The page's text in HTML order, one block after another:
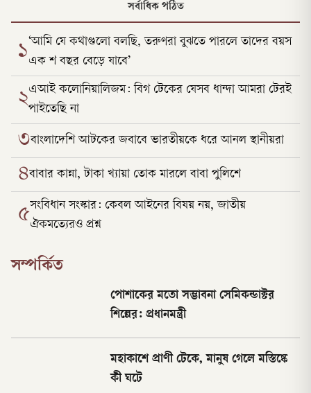
সর্বাধিক পঠিত
১‘আমি যে কথাগুলো বলছি, তরুণরা বুঝতে পারলে তাদের বয়স
এক শ বছর বেড়ে যাবে’
২এআই কলোনিয়ালিজম: বিগ টেকের যেসব ধান্দা আমরা টেরই
পাইতেছি না
৩বাংলাদেশি আটকের জবাবে ভারতীয়কে ধরে আনল স্থানীয়রা
৪বাবার কান্না, টাকা খ্যায়া তোক মারলে বাবা পুলিশে
৫সংবিধান সংস্কার: কেবল আইনের বিষয় নয়, জাতীয়
ঐকমত্যেরও প্রশ্ন
সম্পর্কিত
পোশাকের মতো সম্ভাবনা সেমিকন্ডাক্টর
শিল্পের: প্রধানমন্ত্রী
মহাকাশে প্রাণী টেকে, মানুষ গেলে মস্তিষ্কে
কী ঘটে